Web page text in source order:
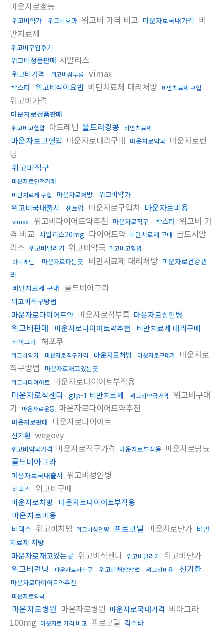
마운자로효능
위고비약가 위고비효과 위고비 가격 비교 마운자로국내가격 비
만치료제
위고비구입후기
위고비정품판매 시알리스
위고비가격 위고비심부름 vimax
칵스타 위고비식이요법 비만치료제 대리처방 비만치료제 구입
위고비가격
마운자로정품판매
위고비고혈압 아드레닌 울트라킹콩 비만치료제
마운자로고혈압 마운자로대리구매 마운자로약국 마운자로런
닝
위고비직구
마운자로안전거래
비만치료제 구입
마운자로처방 위고비약가
위고비국내출시 센트립 마운자로구입처 마운자로비용
vimax 위고비다이어트약추천 마운자로직구 칵스타 위고비 가
격 비교 시알리스20mg 다이어트약 비만치료제 구매 골드시알
리스 위고비달리기 위고비약국 위고비고혈압
아드레닌
마운자로파는곳 비만치료제 대리처방 마운자로건강관
리
비만치료제 구매 골드비아그라
위고비직구방법
마운자로다이어트약 마운자로심부름 마운자로성인병
위고비판매 마운자로다이어트약추천 비만치료제 대리구매
비아그라 해포쿠
위고비약가 마운자로직구가격 마운자로처방 마운자로구매가 마운자로
직구방법
마운자로재고있는곳
위고비다이어트
마운자로다이어트부작용
마운자로삭센다 glp-1 비만치료제 위고비약국가격
위고비구매
가 마운자로운동 마운자로다이어트약추천
마운자로판매 마운자로다이어트
신기환 wegovy
위고비약국가격 마운자로직구가격 마운자로부작용 마운자로당뇨
골드비아그라
마운자로국내출시 위고비성인병
비맥스 위고비구매
마운자로처방 마운자로다이어트부작용
마운자로비용
비맥스 위고비처방 위고비성인병 프로코밀 마운자로단가 비만
치료제 처방
마운자로재고있는곳 위고비삭센다 위고비달리기
위고비단가
위고비런닝
마운자로사는곳 위고비처방방법 위고비비용 신기환
마운자로다이어트약추천
마운자로약국
마운자로병원 마운자로병원 마운자로국내가격 비아그라
100mg 마운자로 가격 비교 프로코밀 칵스타